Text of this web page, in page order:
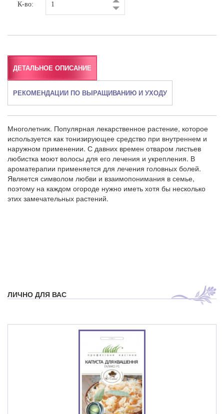
К-во:
ДЕТАЛЬНОЕ ОПИСАНИЕ
РЕКОМЕНДАЦИИ ПО ВЫРАЩИВАНИЮ И УХОДУ
Многолетник. Популярная лекарственное растение, которое
используется как тонизирующее средство при внутреннем и
наружном применении. С давних времен отваром листьев
любистка моют волосы для его лечения и укрепления. В
ароматерапии применяется для лечения головных болей.
Является символом любви и взаимопонимания в семье,
поэтому на каждом огороде нужно иметь хотя бы несколько
этих замечательных растений.
ЛИЧНО ДЛЯ ВАС